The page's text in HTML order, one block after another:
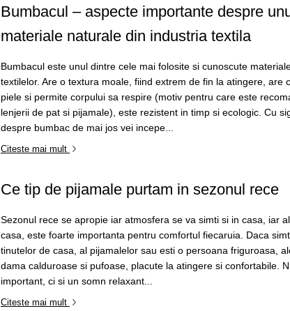
Bumbacul – aspecte importante despre
materiale naturale din industria textila
Bumbacul este unul dintre cele mai folosite si cunoscute
textilelor. Are o textura moale, fiind extrem de fin la atingere, are
piele si permite corpului sa respire (motiv pentru care este
lenjerii de pat si pijamale), este rezistent in timp si ecologic. Cu
despre bumbac de mai jos vei incepe...
Citeste mai mult
Ce tip de pijamale purtam in sezonul rece
Sezonul rece se apropie iar atmosfera se va simti si in casa, iar
casa, este foarte importanta pentru comfortul fiecaruia. Daca
tinutelor de casa, al pijamalelor sau esti o persoana friguroasa,
dama calduroase si pufoase, placute la atingere si confortabile.
important, ci si un somn relaxant...
Citeste mai mult